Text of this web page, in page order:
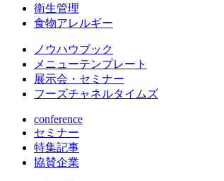
衛生管理
食物アレルギー
ノウハウブック
メニューテンプレート
展示会・セミナー
フーズチャネルタイムズ
conference
セミナー
特集記事
協賛企業